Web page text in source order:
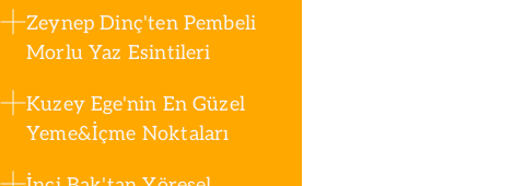
Zeynep Dinç'ten Pembeli
Morlu Yaz Esintileri
Kuzey Ege'nin En Güzel
Yeme&İçme Noktaları